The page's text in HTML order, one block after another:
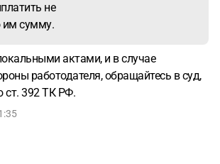
не
им сумму.
актами, и в случае
работодателя, обращайтесь в суд,
ст. 392 ТК РФ.